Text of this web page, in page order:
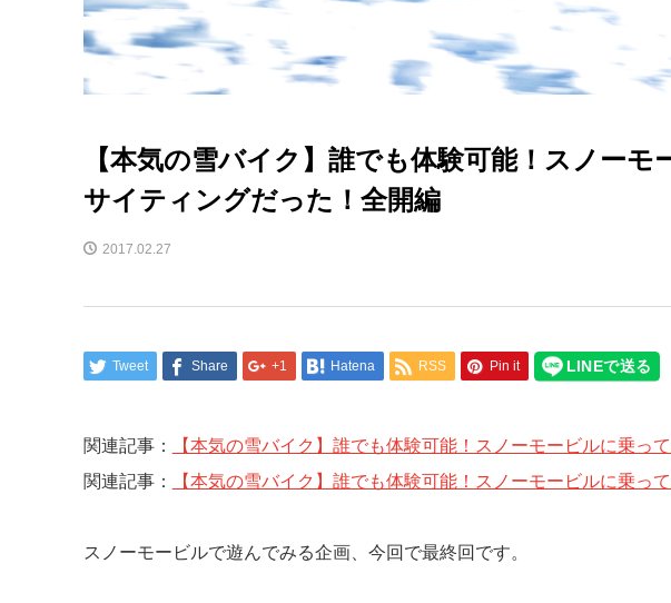
【本気の雪バイク】誰でも体験可能！スノー
サイティングだった！全開編
2017.02.27
Tweet Share +1 Hatena RSS Pin it
関連記事：
【本気の雪バイク】誰でも体験可能！スノーモービルに乗っ
関連記事：
【本気の雪バイク】誰でも体験可能！スノーモービルに乗っ
スノーモービルで遊んでみる企画、今回で最終回です。